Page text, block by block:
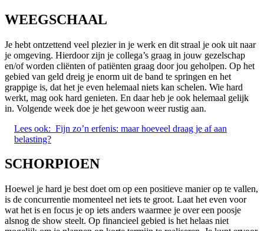
WEEGSCHAAL
Je hebt ontzettend veel plezier in je werk en dit straal je ook uit naar
je omgeving. Hierdoor zijn je collega’s graag in jouw gezelschap
en/of worden cliënten of patiënten graag door jou geholpen. Op het
gebied van geld dreig je enorm uit de band te springen en het
grappige is, dat het je even helemaal niets kan schelen. Wie hard
werkt, mag ook hard genieten. En daar heb je ook helemaal gelijk
in. Volgende week doe je het gewoon weer rustig aan.
Lees ook: Fijn zo’n erfenis: maar hoeveel draag je af aan
belasting?
SCHORPIOEN
Hoewel je hard je best doet om op een positieve manier op te vallen,
is de concurrentie momenteel net iets te groot. Laat het even voor
wat het is en focus je op iets anders waarmee je over een poosje
alsnog de show steelt. Op financieel gebied is het helaas niet